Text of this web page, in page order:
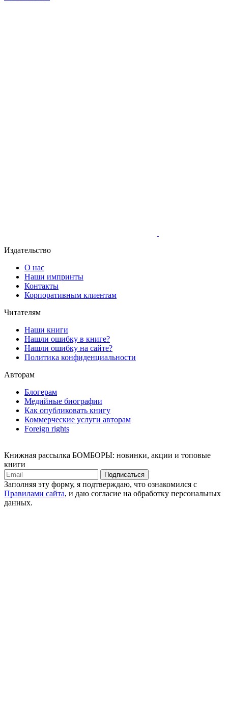
Издательство
О нас
Наши импринты
Контакты
Корпоративным клиентам
Читателям
Наши книги
Нашли ошибку в книге?
Нашли ошибку на сайте?
Политика конфиденциальности
Авторам
Блогерам
Медийные биографии
Как опубликовать книгу
Коммерческие услуги авторам
Foreign rights
Книжная рассылка БОМБОРЫ: новинки, акции и топовые
книги
Подписаться
Заполняя эту форму, я подтверждаю, что ознакомился с
Правилами сайта, и даю согласие на обработку персональных
данных.